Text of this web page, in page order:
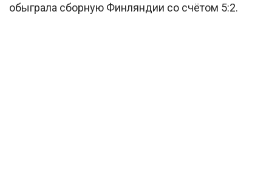
обыграла сборную Финляндии со счётом 5:2.